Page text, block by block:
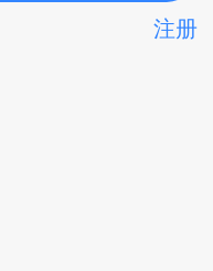
注册